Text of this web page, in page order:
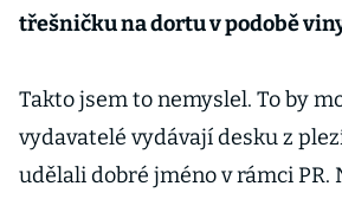
třešničku na dortu v podobě
Takto jsem to nemyslel. To by
vydavatelé vydávají desku z
udělali dobré jméno v rámci PR.